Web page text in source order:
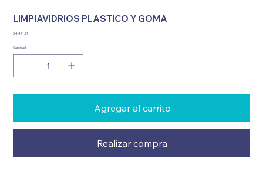
LIMPIAVIDRIOS PLASTICO Y GOMA
Precio
$ 4.471,91
Cantidad
Agregar al carrito
Realizar compra